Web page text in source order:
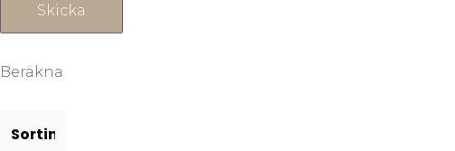
Skicka
Beräkna